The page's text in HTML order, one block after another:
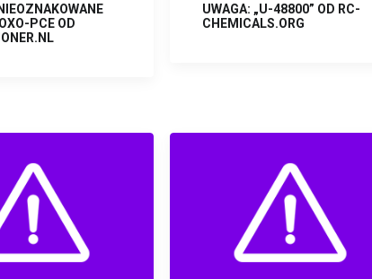
PCE OD
UWAGA: „U-48800” OD RC-
CHEMICALS.ORG